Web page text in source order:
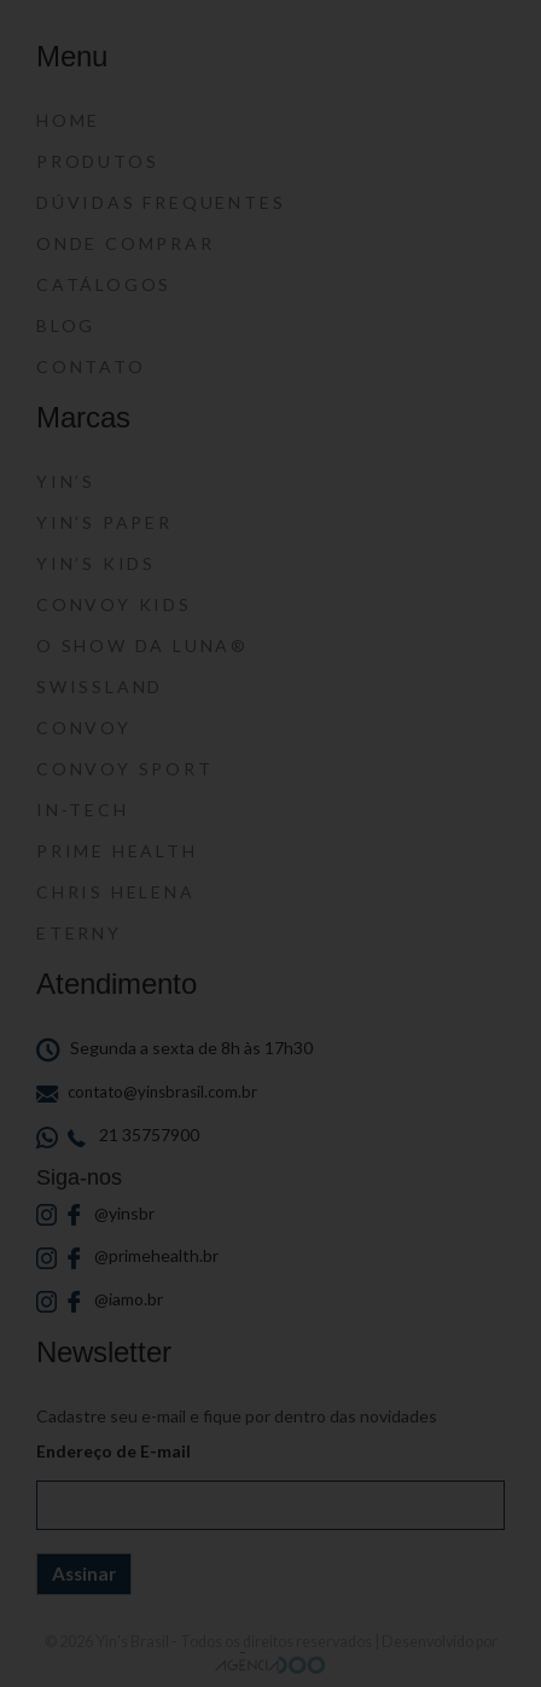
Menu
HOME
PRODUTOS
DÚVIDAS FREQUENTES
ONDE COMPRAR
CATÁLOGOS
BLOG
CONTATO
Marcas
YIN’S
YIN’S PAPER
YIN’S KIDS
CONVOY KIDS
O SHOW DA LUNA®
SWISSLAND
CONVOY
CONVOY SPORT
IN-TECH
PRIME HEALTH
CHRIS HELENA
ETERNY
Atendimento
Segunda a sexta de 8h às 17h30
contato@yinsbrasil.com.br
21 35757900
Siga-nos
@yinsbr
@primehealth.br
@iamo.br
Newsletter
Cadastre seu e-mail e fique por dentro das novidades
Endereço de E-mail